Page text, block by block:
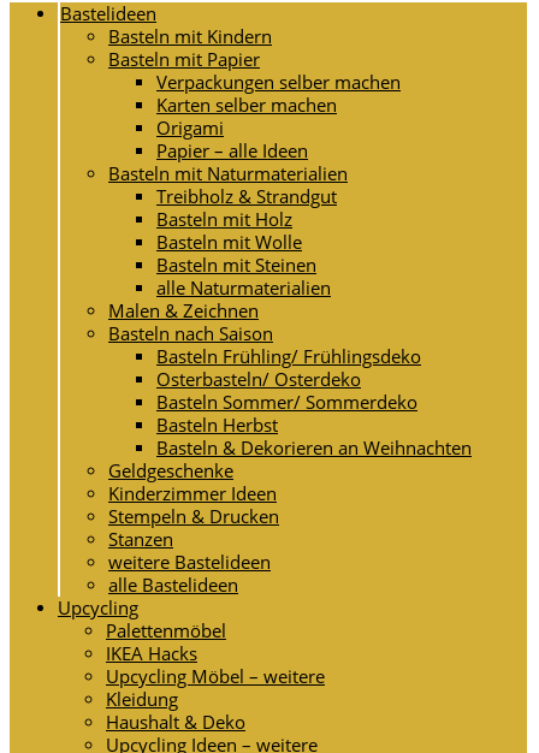
Bastelideen
Basteln mit Kindern
Basteln mit Papier
Verpackungen selber machen
Karten selber machen
Origami
Papier – alle Ideen
Basteln mit Naturmaterialien
Treibholz & Strandgut
Basteln mit Holz
Basteln mit Wolle
Basteln mit Steinen
alle Naturmaterialien
Malen & Zeichnen
Basteln nach Saison
Basteln Frühling/ Frühlingsdeko
Osterbasteln/ Osterdeko
Basteln Sommer/ Sommerdeko
Basteln Herbst
Basteln & Dekorieren an Weihnachten
Geldgeschenke
Kinderzimmer Ideen
Stempeln & Drucken
Stanzen
weitere Bastelideen
alle Bastelideen
Upcycling
Palettenmöbel
IKEA Hacks
Upcycling Möbel – weitere
Kleidung
Haushalt & Deko
Upcycling Ideen – weitere